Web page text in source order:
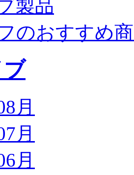
製品
のおすすめ
月
月
月